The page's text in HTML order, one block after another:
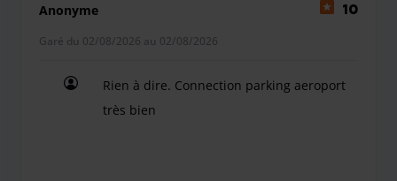
Anonyme 10
Garé du 02/08/2026 au 02/08/2026
Rien à dire. Connection parking aeroport
très bien